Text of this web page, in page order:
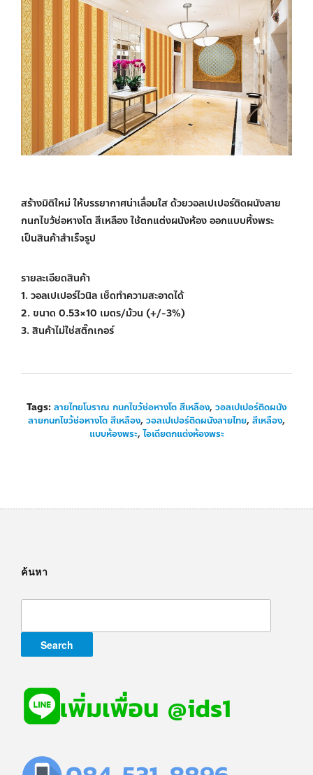
สร้างมิติใหม่ ให้บรรยากาศน่าเลื่อมใส ด้วยวอลเปเปอร์ติดผนังลาย
กนกไขว้ช่อหางโต สีเหลือง ใช้ตกแต่งผนังห้อง ออกแบบหิ้งพระ
เป็นสินค้าสำเร็จรูป
รายละเอียดสินค้า
1. วอลเปเปอร์ไวนิล เช็ดทำความสะอาดได้
2. ขนาด 0.53×10 เมตร/ม้วน (+/-3%)
3. สินค้าไม่ใช่สติ๊กเกอร์
Tags: ลายไทยโบราณ กนกไขว้ช่อหางโต สีเหลือง, วอลเปเปอร์ติดผนัง
ลายกนกไขว้ช่อหางโต สีเหลือง, วอลเปเปอร์ติดผนังลายไทย, สีเหลือง,
แบบห้องพระ,ไอเดียตกแต่งห้องพระ
ค้นหา